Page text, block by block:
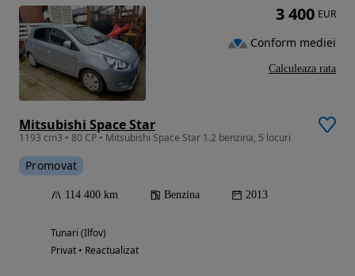
Mitsubishi Space Star
1193 cm3 • 80 CP • Mitsubishi Space Star 1.2 benzina, 5 locuri
Promovat
114 400 km Benzina 2013
Tunari (Ilfov)
Privat • Reactualizat
3 400 EUR
Conform mediei
Calculeaza rata